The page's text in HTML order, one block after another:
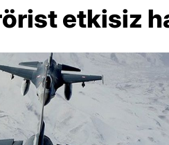
etkisiz